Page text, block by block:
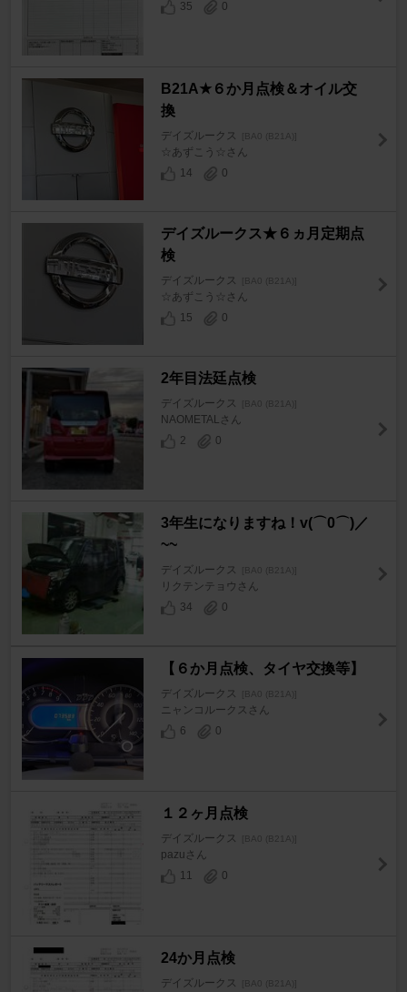
35 0
B21A★６か月点検＆オイル交
換
デイズルークス [BA0 (B21A)]
☆あずこう☆さん
14
0
デイズルークス★６ヵ月定期点
検
デイズルークス [BA0 (B21A)]
☆あずこう☆さん
15
0
2年目法廷点検
デイズルークス [BA0 (B21A)]
NAOMETALさん
2
0
3年生になりますね！v(⌒0⌒)／
~~
デイズルークス [BA0 (B21A)]
リクテンテョウさん
34
0
【６か月点検、タイヤ交換等】
デイズルークス [BA0 (B21A)]
ニャンコルークスさん
6
0
１２ヶ月点検
デイズルークス [BA0 (B21A)]
pazuさん
11
0
24か月点検
デイズルークス [BA0 (B21A)]